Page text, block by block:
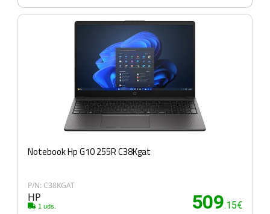
Notebook Hp G10 255R C38Kgat
P/N: C38KGAT
HP
1 uds. 509.15€